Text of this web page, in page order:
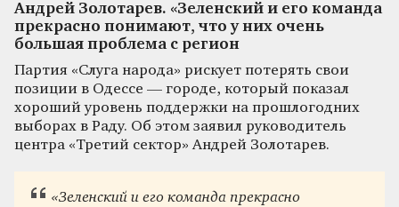
Андрей Золотарев. «Зеленский и его команда
прекрасно понимают, что у них очень
большая проблема с регион
Партия «Слуга народа» рискует потерять свои
позиции в Одессе — городе, который показал
хороший уровень поддержки на прошлогодних
выборах в Раду. Об этом заявил руководитель
центра «Третий сектор» Андрей Золотарев.
«Зеленский и его команда прекрасно